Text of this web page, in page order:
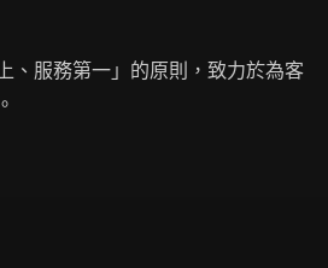
、服務第一」的原則，致力於為客